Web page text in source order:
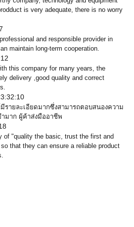
is very adequate, there is no worry
and responsible provider in
maintain long-term cooperation.
this company for many years, the
delivery ,good quality and correct
ายละเอียดมากซึ่งสามารถตอบสนองความ
ำมาก ผู้ค้าส่งมืออาชีพ
of "quality the basic, trust the first and
that they can ensure a reliable product